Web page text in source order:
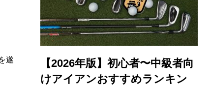
遂
【2026年版】初心者〜中級者向
けアイアンおすすめランキン